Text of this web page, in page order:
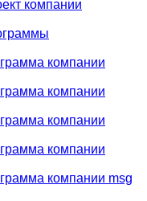
компании
компании
компании
компании
компании
компании msg